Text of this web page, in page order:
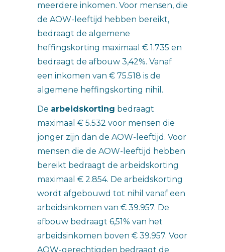
meerdere inkomen. Voor mensen, die
de AOW-leeftijd hebben bereikt,
bedraagt de algemene
heffingskorting maximaal € 1.735 en
bedraagt de afbouw 3,42%. Vanaf
een inkomen van € 75.518 is de
algemene heffingskorting nihil.
De arbeidskorting bedraagt
maximaal € 5.532 voor mensen die
jonger zijn dan de AOW-leeftijd. Voor
mensen die de AOW-leeftijd hebben
bereikt bedraagt de arbeidskorting
maximaal € 2.854. De arbeidskorting
wordt afgebouwd tot nihil vanaf een
arbeidsinkomen van € 39.957. De
afbouw bedraagt 6,51% van het
arbeidsinkomen boven € 39.957. Voor
AOW-gerechtigden bedraagt de